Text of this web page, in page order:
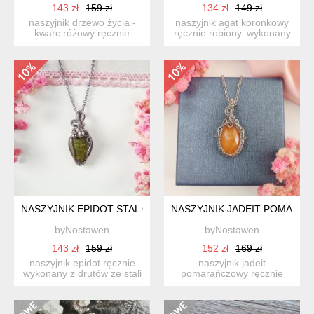
143 zł
159 zł
naszyjnik drzewo życia -
kwarc różowy ręcznie
134 zł
149 zł
naszyjnik agat koronkowy
ręcznie robiony. wykonany
NASZYJNIK EPIDOT STAL CHIRURGICZNA WISIOREK
byNostawen
143 zł
159 zł
naszyjnik epidot ręcznie
wykonany z drutów ze stali
NASZYJNIK JADEIT
byNostawen
152 zł
169 zł
naszyjnik jadeit
pomarańczowy ręcznie